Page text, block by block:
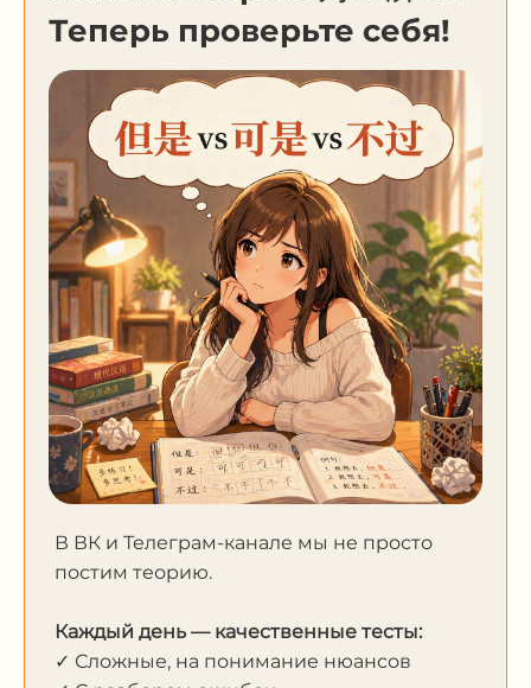
Теперь проверьте себя!
В ВК и Телеграм-канале мы не просто
постим теорию.
Каждый день — качественные тесты:
✓ Сложные, на понимание нюансов